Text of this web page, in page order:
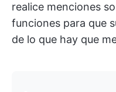
realice menciones
funciones para que
de lo que hay que